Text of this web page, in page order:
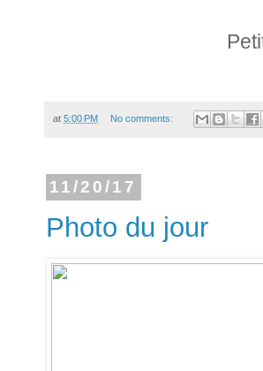
at 5:00 PM No comments:
11/20/17
Photo du jour